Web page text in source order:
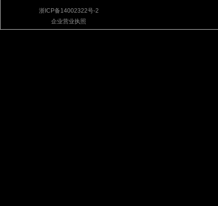
浙ICP备14002322号-2
企业营业执照